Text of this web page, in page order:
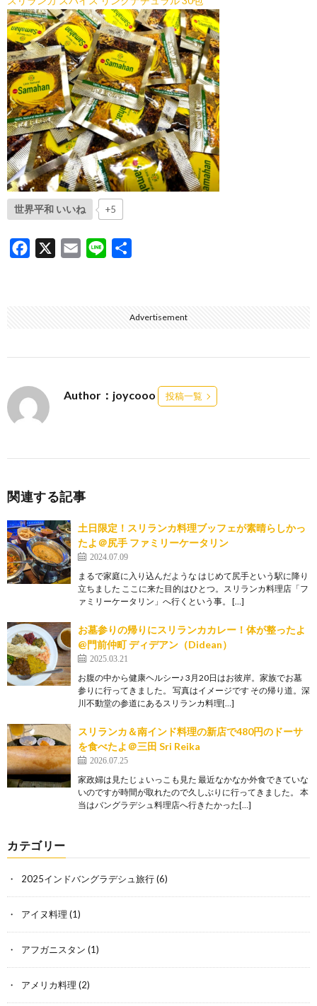
世界平和 いいね +5
k
Advertisement
Author：joycooo 投稿一覧
関連する記事
土日限定！スリランカ料理ブッフェが素晴らしかっ
たよ＠尻手 ファミリーケータリン
2024.07.09
まるで家庭に入り込んだような はじめて尻手という駅に降り
立ちました ここに来た目的はひとつ。スリランカ料理店「フ
ァミリーケータリン」へ行くという事。 […]
お墓参りの帰りにスリランカカレー！体が整ったよ
@門前仲町 ディデアン（Didean）
2025.03.21
お腹の中から健康ヘルシー♪ 3月20日はお彼岸。家族でお墓
参りに行ってきました。 写真はイメージです その帰り道。深
川不動堂の参道にあるスリランカ料理[…]
スリランカ＆南インド料理の新店で480円のドーサ
を食べたよ＠三田 Sri Reika
2026.07.25
家政婦は見たじょいっこも見た 最近なかなか外食できていな
いのですが時間が取れたので久しぶりに行ってきました。 本
当はバングラデシュ料理店へ行きたかった[…]
カテゴリー
2025インドバングラデシュ旅行(6)
アイヌ料理 (1)
アフガニスタン (1)
アメリカ料理 (2)